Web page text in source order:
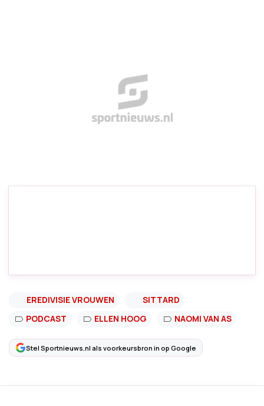
EREDIVISIE VROUWEN
SITTARD
PODCAST
ELLEN HOOG NAOMI VAN AS
Stel Sportnieuws.nl als voorkeursbron in op Google